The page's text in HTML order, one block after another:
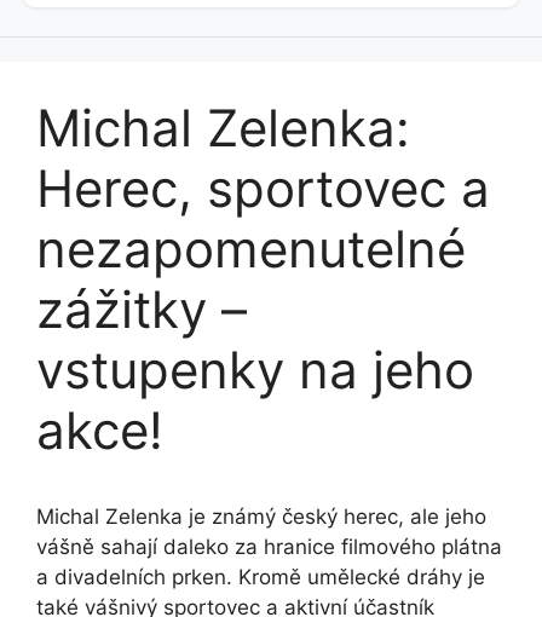
Michal Zelenka:
Herec, sportovec a
nezapomenutelné
zážitky –
vstupenky na jeho
akce!
Michal Zelenka je známý český herec, ale jeho
vášně sahají daleko za hranice filmového plátna
a divadelních prken. Kromě umělecké dráhy je
také vášnivý sportovec a aktivní účastník